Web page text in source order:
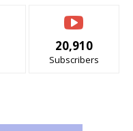
20,910
Subscribers